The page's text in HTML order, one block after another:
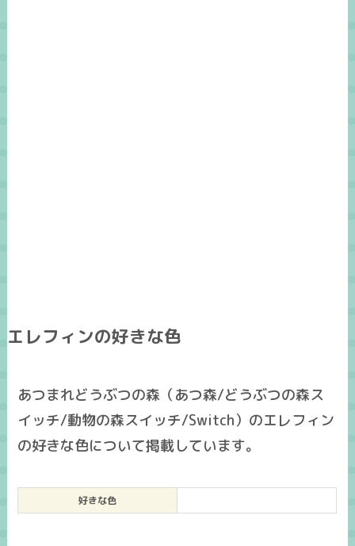
エレフィンの好きな色
あつまれどうぶつの森（あつ森/どうぶつの森ス
イッチ/動物の森スイッチ/Switch）のエレフィン
の好きな色について掲載しています。
好きな色